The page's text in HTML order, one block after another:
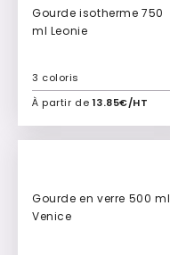
Gourde isotherme 750
ml Leonie
À partir de 13.85€/HT
3 coloris
Ajouter à mon devis
Gourde en verre 500 ml
Venice